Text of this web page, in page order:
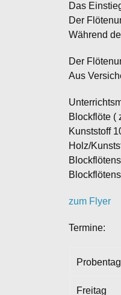
Das
Der
Während
Der
Aus
Blockflöte (
Kunststoff
Holz/
zum Flyer
Termine:
Probentag
Freitag